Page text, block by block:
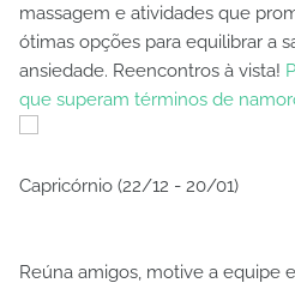
massagem e atividades que
ótimas opções para equilibrar a
ansiedade. Reencontros à vista!
que superam términos de
Capricórnio (22/12 - 20/01)
Reúna amigos, motive a equipe